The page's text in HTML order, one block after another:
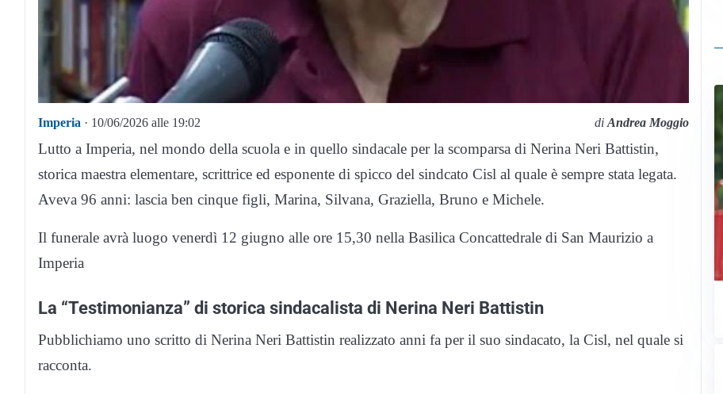
Imperia · 10/06/2026 alle 19:02 diAndrea Moggio
Lutto a Imperia, nel mondo della scuola e in quello sindacale per la scomparsa di Nerina Neri Battistin,
storica maestra elementare, scrittrice ed esponente di spicco del sindcato Cisl al quale è sempre stata legata.
Aveva 96 anni: lascia ben cinque figli, Marina, Silvana, Graziella, Bruno e Michele.
Il funerale avrà luogo venerdì 12 giugno alle ore 15,30 nella Basilica Concattedrale di San Maurizio a
Imperia
La “Testimonianza” di storica sindacalista di Nerina Neri Battistin
Pubblichiamo uno scritto di Nerina Neri Battistin realizzato anni fa per il suo sindacato, la Cisl, nel quale si
racconta.